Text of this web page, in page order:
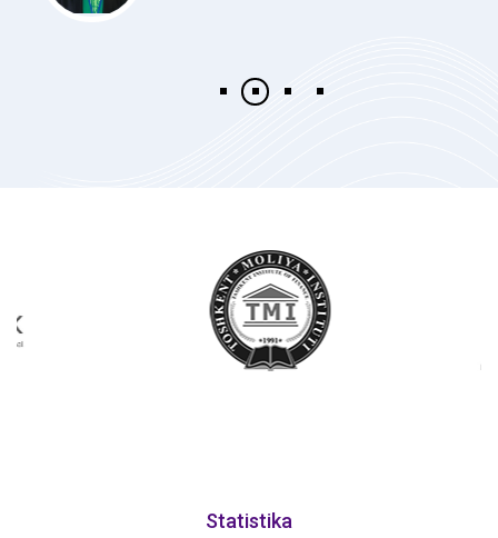
Statistika